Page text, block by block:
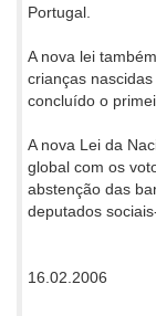
Portugal.
A nova lei
crianças
concluído o
A nova Lei da
global com os
abstenção das
deputados
16.02.2006